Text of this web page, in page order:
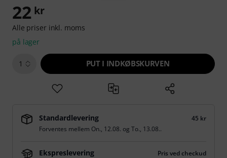
22 kr
Alle priser inkl. moms
på lager
1 PUT I INDKØBSKURVEN
Standardlevering
45 kr
Forventes mellem On., 12.08. og To., 13.08..
Ekspreslevering
Pris ved checkud